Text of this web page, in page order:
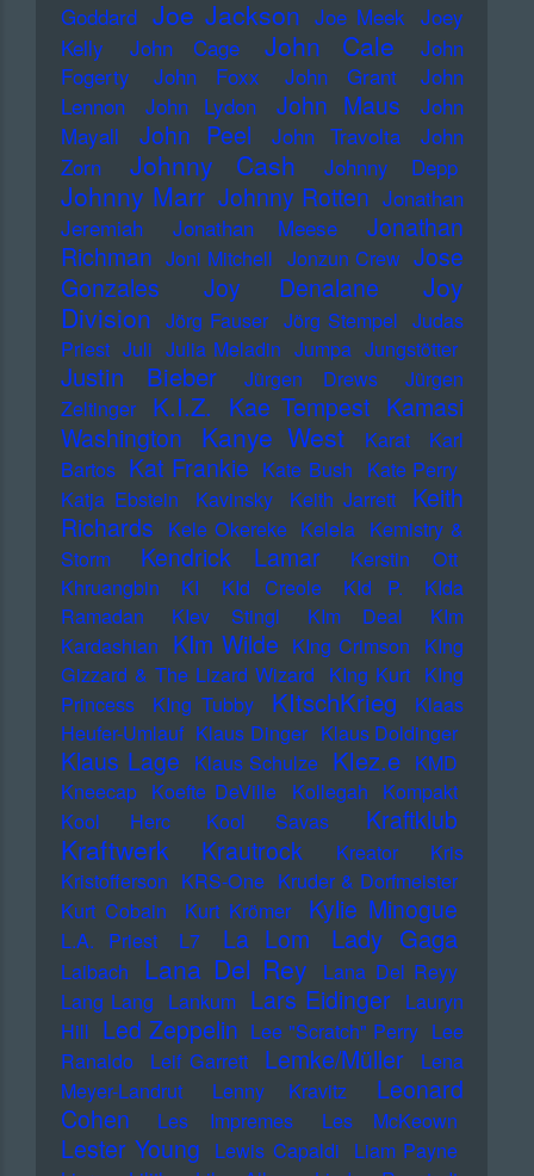
Goddard Joe Jackson Joe Meek Joey
Kelly
John Cage John Cale
John
Fogerty
John Foxx John Grant
John
Lennon
John Lydon John Maus
John
Mayall
John Peel John Travolta
John
Zorn
Johnny Cash Johnny Depp
Johnny Marr Johnny Rotten Jonathan
Jeremiah
Jonathan Meese
Jonathan
Richman Joni Mitchell Jonzun Crew Jose
Gonzales
Joy Denalane
Joy
Division Jörg Fauser Jörg Stempel Judas
Priest Juli Julia Meladin Jumpa Jungstötter
Justin Bieber Jürgen Drews
Jürgen
Zeltinger
K.I.Z. Kae Tempest Kamasi
Washington
Kanye West Karat
Karl
Bartos Kat Frankie Kate Bush Kate Perry
Katja Ebstein
Kavinsky Keith Jarrett
Keith
Richards Kele Okereke Kelela Kemistry &
Storm
Kendrick Lamar
Kerstin Ott
Khruangbin
KI KId Creole KId P.
KIda
Ramadan
KIev Stingl KIm Deal
KIm
Kardashian KIm Wilde KIng Crimson KIng
Gizzard & The Lizard Wizard KIng Kurt KIng
Princess
KIng Tubby KItschKrieg
Klaas
Heufer-Umlauf Klaus Dinger Klaus Doldinger
Klaus Lage Klaus Schulze Klez.e KMD
Kneecap Koefte DeVille Kollegah Kompakt
Kool Herc
Kool Savas Kraftklub
Kraftwerk Krautrock Kreator
Kris
Kristofferson KRS-One Kruder & Dorfmeister
Kurt Cobain
Kurt Krömer Kylie Minogue
L.A. Priest L7 La Lom Lady Gaga
Laibach Lana Del Rey
Lana Del Reyy
Lang Lang Lankum Lars Eidinger Lauryn
Hill Led Zeppelin Lee "Scratch" Perry Lee
Ranaldo
Leif Garrett Lemke/Müller
Lena
Meyer-Landrut
Lenny Kravitz
Leonard
Cohen
Les Impremes Les McKeown
Lester Young Lewis Capaldi Liam Payne